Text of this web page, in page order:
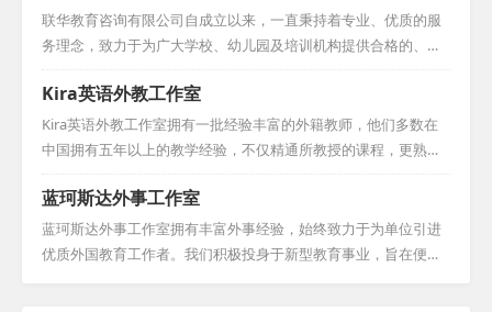
校，我们依据外教的学历背景与工作经验，为他们精准挑选高质
量的外籍教师，他们大多拥有教育类学士、硕士、博士学位，并
持有TESOL证书及丰富教学经验，极大地提升了学校面试外教的
成功率。对于外教，我们则从工作地点、待遇、工作时间及学校
教学理念等方面严格筛选接受单位，确保外教在华的工作与生活
品质。我们...
联华教育咨询有限公司自成立以来，一直秉持着专业、优质的服
务理念，致力于为广大学校、幼儿园及培训机构提供合格的、经
验丰富的欧美外教。我们深知外教在提升教学质量、拓宽学生国
际视野方面的重要性，因此，在选拔外教时，我们严格把关，确
保每一位外教都具备优秀的专业素养和教学能力。同时，我们也
注重外教的文化适应能力和沟通能力，以确保他们能够更好地融
入中国的教学环境，为学生提供更加优质的教学服务。...
Kira英语外教工作室
Kira英语外教工作室拥有一批经验丰富的外籍教师，他们多数在
中国拥有五年以上的教学经验，不仅精通所教授的课程，更熟悉
中国学生的学习习惯和文化背景，从而能够因材施教，确保教学
质量上乘。此外，我们的外教团队对于签证申请流程了如指掌，
他们大都已提前准备好如无犯罪记录证明等必要文件，一旦需
要，能够迅速完成相关手续，确保在一个月内顺利到岗，为学生
蓝珂斯达外事工作室
蓝珂斯达外事工作室拥有丰富外事经验，始终致力于为单位引进
优质外国教育工作者。我们积极投身于新型教育事业，旨在便利